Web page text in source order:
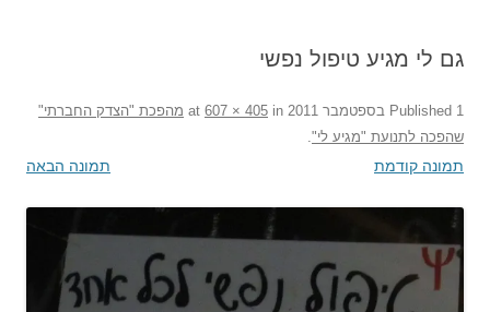
גם לי מגיע טיפול נפשי
Published 1 בספטמבר 2011 607 × 405 in
מהפכת "הצדק החברתי"
שהפכה לתנועת "מגיע לי"
תמונה קודמת תמונה הבאה